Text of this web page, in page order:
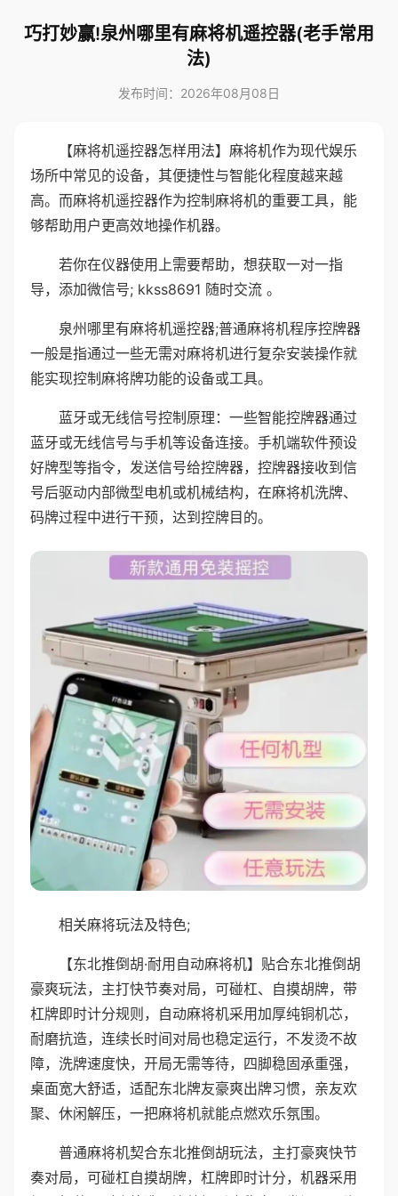
巧打妙赢!泉州哪里有麻将机遥控器(老手常用
法)
发布时间：2026年08月08日
【麻将机遥控器怎样用法】麻将机作为现代娱乐
场所中常见的设备，其便捷性与智能化程度越来越
高。而麻将机遥控器作为控制麻将机的重要工具，能
够帮助用户更高效地操作机器。
若你在仪器使用上需要帮助，想获取一对一指
导，添加微信号; kkss8691 随时交流 。
泉州哪里有麻将机遥控器;普通麻将机程序控牌器
一般是指通过一些无需对麻将机进行复杂安装操作就
能实现控制麻将牌功能的设备或工具。
蓝牙或无线信号控制原理：一些智能控牌器通过
蓝牙或无线信号与手机等设备连接。手机端软件预设
好牌型等指令，发送信号给控牌器，控牌器接收到信
号后驱动内部微型电机或机械结构，在麻将机洗牌、
码牌过程中进行干预，达到控牌目的。
相关麻将玩法及特色;
【东北推倒胡·耐用自动麻将机】贴合东北推倒胡
豪爽玩法，主打快节奏对局，可碰杠、自摸胡牌，带
杠牌即时计分规则，自动麻将机采用加厚纯铜机芯，
耐磨抗造，连续长时间对局也稳定运行，不发烫不故
障，洗牌速度快，开局无需等待，四脚稳固承重强，
桌面宽大舒适，适配东北牌友豪爽出牌习惯，亲友欢
聚、休闲解压，一把麻将机就能点燃欢乐氛围。
普通麻将机契合东北推倒胡玩法，主打豪爽快节
奏对局，可碰杠自摸胡牌，杠牌即时计分，机器采用